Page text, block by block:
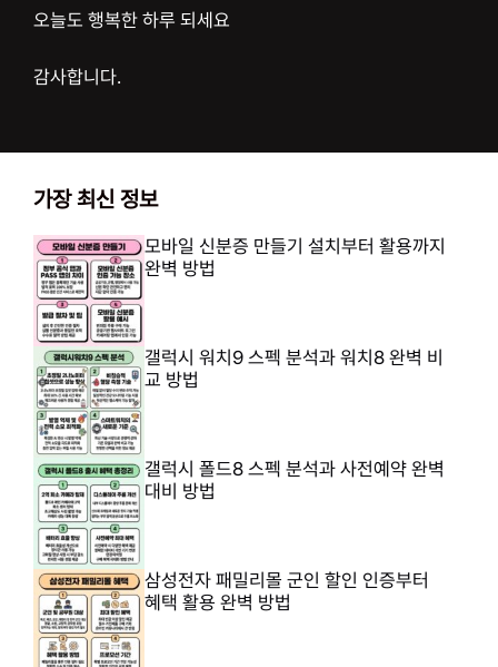
오늘도 행복한 하루 되세요
감사합니다.
가장 최신 정보
모바일 신분증 만들기 설치부터 활용까지
완벽 방법
갤럭시 워치9 스펙 분석과 워치8 완벽 비
교 방법
갤럭시 폴드8 스펙 분석과 사전예약 완벽
대비 방법
삼성전자 패밀리몰 군인 할인 인증부터
혜택 활용 완벽 방법